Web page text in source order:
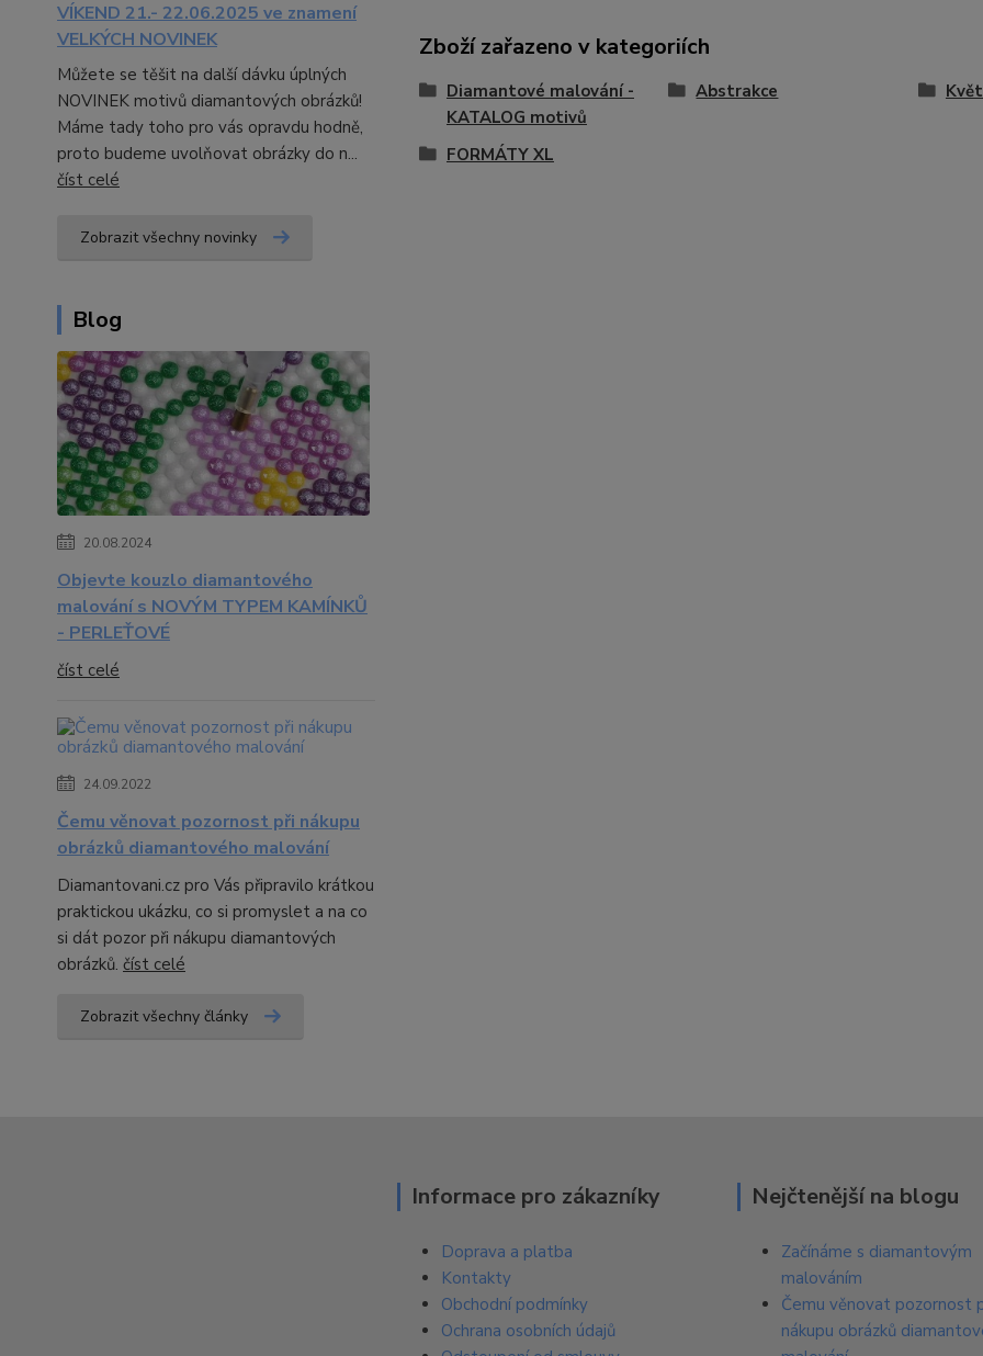
VÍKEND 21.- 22.06.2025 ve znamení
VELKÝCH NOVINEK
Můžete se těšit na další dávku úplných
NOVINEK motivů diamantových obrázků!
Máme tady toho pro vás opravdu hodně,
proto budeme uvolňovat obrázky do n...
číst celé
Zobrazit všechny novinky
Blog
20.08.2024
Objevte kouzlo diamantového
malování s NOVÝM TYPEM KAMÍNKŮ
- PERLEŤOVÉ
číst celé
24.09.2022
Čemu věnovat pozornost při nákupu
obrázků diamantového malování
Diamantovani.cz pro Vás připravilo krátkou
praktickou ukázku, co si promyslet a na co
si dát pozor při nákupu diamantových
obrázků. číst celé
Zobrazit všechny články
Zboží zařazeno v kategoriích
Diamantové malování -
KATALOG motivů
Abstrakce
FORMÁTY XL
Informace pro zákazníky
Doprava a platba
Kontakty
Obchodní podmínky
Ochrana osobních údajů
Nejčtenější na blogu
Začínáme s diamantovým
malováním
Čemu věnovat pozornost
nákupu obrázků